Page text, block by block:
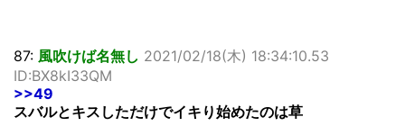
87: 風吹けば名無し 2021/02/18(木) 18:34:10.53
ID:BX8kI33QM
>>49
スバルとキスしただけでイキり始めたのは草